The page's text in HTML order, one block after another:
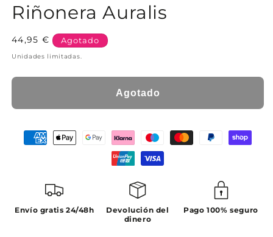
Riñonera Auralis
Precio
habitual
44,95 € Agotado
Unidades limitadas.
Agotado
Envío gratis 24/48h
Devolución del
dinero
Pago 100% seguro